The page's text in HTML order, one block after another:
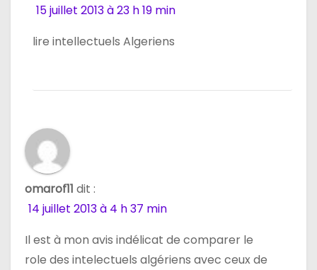
15 juillet 2013 à 23 h 19 min
lire intellectuels Algeriens
omarof11 dit :
14 juillet 2013 à 4 h 37 min
Il est à mon avis indélicat de comparer le
role des intelectuels algériens avec ceux de